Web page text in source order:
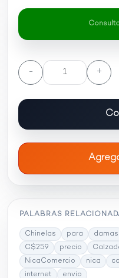
- +
PALABRAS
Chinelas para damas
C$259
precio
NicaComercio
nica
internet
envio